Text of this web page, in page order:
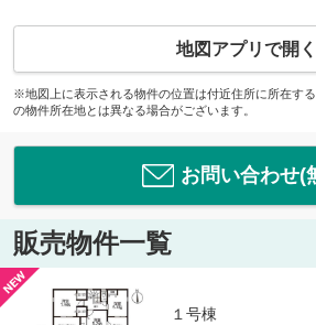
地図アプリで開く
※地図上に表示される物件の位置は付近住所に所在す
の物件所在地とは異なる場合がございます。
お問い合わせ(
販売物件一覧
１号棟